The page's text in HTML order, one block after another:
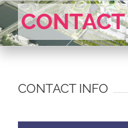
Skip
contentCONTACT
CONTACT INFO